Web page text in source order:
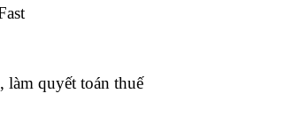
làm quyết toán thuế